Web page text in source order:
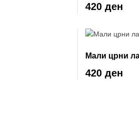
420 ден
Мали црни
420 ден